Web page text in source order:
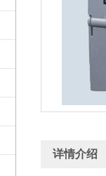
详情介绍